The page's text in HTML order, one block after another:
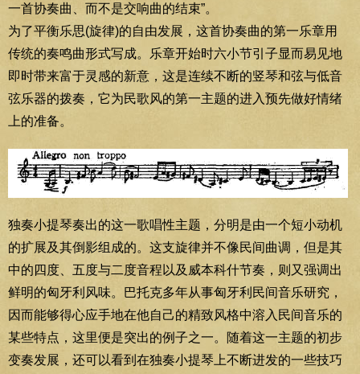
一首协奏曲、而不是交响曲的结束”。
为了平衡乐思(旋律)的自由发展，这首协奏曲的第一乐章用
传统的奏鸣曲形式写成。乐章开始时六小节引子显而易见地
即时带来富于灵感的新意，这是连续不断的竖琴和弦与低音
弦乐器的拨奏，它为民歌风的第一主题的进入预先做好情绪
上的准备。
独奏小提琴奏出的这一歌唱性主题，分明是由一个短小动机
的扩展及其倒影组成的。这支旋律并不像民间曲调，但是其
中的四度、五度与二度音程以及威本科什节奏，则又强调出
鲜明的匈牙利风味。巴托克多年从事匈牙利民间音乐研究，
因而能够得心应手地在他自己的精致风格中溶入民间音乐的
某些特点，这里便是突出的例子之一。随着这一主题的初步
变奏发展，还可以看到在独奏小提琴上不断进发的一些技巧